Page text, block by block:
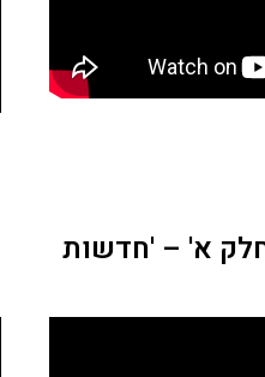
א' – 'חדשות